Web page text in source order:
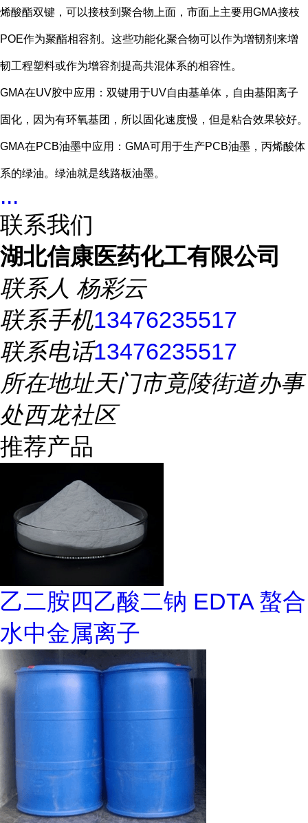
烯酸酯双键，可以接枝到聚合物上面，市面上主要用GMA接枝
POE作为聚酯相容剂。这些功能化聚合物可以作为增韧剂来增
韧工程塑料或作为增容剂提高共混体系的相容性。
GMA在UV胶中应用：双键用于UV自由基单体，自由基阳离子
固化，因为有环氧基团，所以固化速度慢，但是粘合效果较好。
GMA在PCB油墨中应用：GMA可用于生产PCB油墨，丙烯酸体
系的绿油。绿油就是线路板油墨。
...
联系我们
湖北信康医药化工有限公司
联系人 杨彩云
联系手机13476235517
联系电话13476235517
所在地址天门市竟陵街道办事
处西龙社区
推荐产品
乙二胺四乙酸二钠 EDTA 螯合
水中金属离子